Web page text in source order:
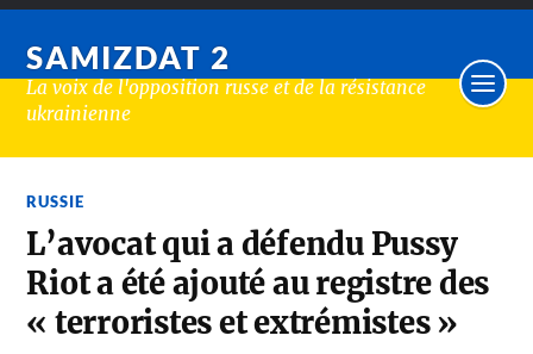
SAMIZDAT 2
La voix de l'opposition russe et de la résistance
ukrainienne
RUSSIE
L’avocat qui a défendu Pussy
Riot a été ajouté au registre des
« terroristes et extrémistes »